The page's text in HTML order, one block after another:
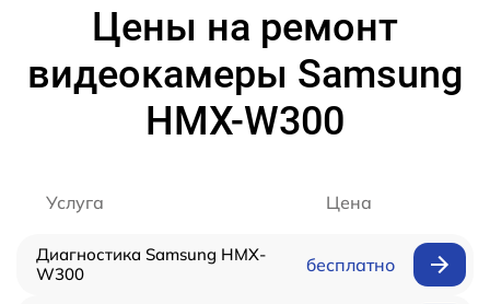
Цены на ремонт
видеокамеры Samsung
HMX-W300
Услуга Цена
Диагностика Samsung HMX-
W300
бесплатно